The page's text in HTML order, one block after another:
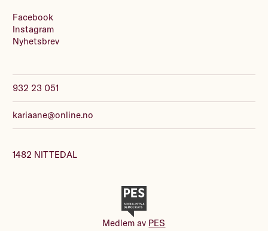
932 23 051
kariaane@online.no
1482 NITTEDAL
Facebook
Instagram
Nyhetsbrev
Medlem av PES